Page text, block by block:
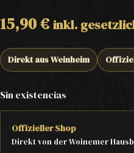
15,90€ inkl.
Direkt aus Weinheim
Sin existencias
Offizieller Shop
Direkt von der Woinemer